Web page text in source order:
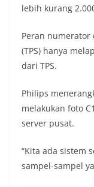
lebih kurang
Peran numerator
(TPS) hanya
dari TPS.
Philips
melakukan foto
server pusat.
“Kita ada sistem
sampel-sampel